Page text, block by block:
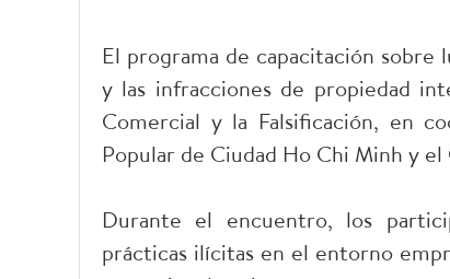
El programa de capacitación
y las infracciones de propiedad
Comercial y la Falsificación, en
Popular de Ciudad Ho Chi Minh y
Durante el encuentro, los
prácticas ilícitas en el entorno